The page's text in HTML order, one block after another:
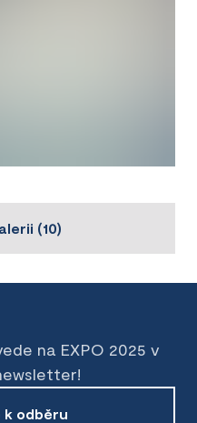
(10)
na EXPO 2025 v
k odběru